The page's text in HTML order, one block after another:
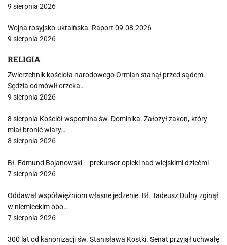
9 sierpnia 2026
Wojna rosyjsko-ukraińska. Raport 09.08.2026
9 sierpnia 2026
RELIGIA
Zwierzchnik kościoła narodowego Ormian stanął przed sądem.
Sędzia odmówił orzeka…
9 sierpnia 2026
8 sierpnia Kościół wspomina św. Dominika. Założył zakon, który
miał bronić wiary…
8 sierpnia 2026
Bł. Edmund Bojanowski – prekursor opieki nad wiejskimi dziećmi
7 sierpnia 2026
Oddawał współwięźniom własne jedzenie. Bł. Tadeusz Dulny zginął
w niemieckim obo…
7 sierpnia 2026
300 lat od kanonizacji św. Stanisława Kostki. Senat przyjął uchwałę